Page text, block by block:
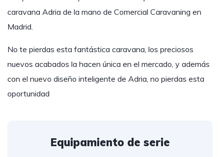
caravana Adria de la mano de Comercial Caravaning en
Madrid.
No te pierdas esta fantástica caravana, los preciosos
nuevos acabados la hacen única en el mercado, y además
con el nuevo diseño inteligente de Adria, no pierdas esta
oportunidad
Equipamiento de serie